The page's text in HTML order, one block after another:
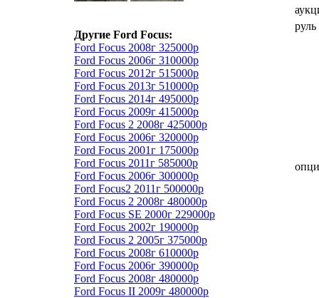
Другие Ford Focus:
Ford Focus 2008г 325000р
Ford Focus 2006г 310000р
Ford Focus 2012г 515000р
Ford Focus 2013г 510000р
Ford Focus 2014г 495000р
Ford Focus 2009г 415000р
Ford Focus 2 2008г 425000р
Ford Focus 2006г 320000р
Ford Focus 2001г 175000р
Ford Focus 2011г 585000р
Ford Focus 2006г 300000р
Ford Focus2 2011г 500000р
Ford Focus 2 2008г 480000р
Ford Focus SE 2000г 229000р
Ford Focus 2002г 190000р
Ford Focus 2 2005г 375000р
Ford Focus 2008г 610000р
Ford Focus 2006г 390000р
Ford Focus 2008г 480000р
Ford Focus II 2009г 480000р
руль